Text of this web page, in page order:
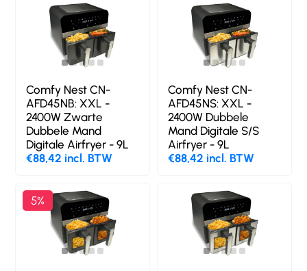
Comfy Nest CN-
AFD45NB: XXL -
2400W Zwarte
Dubbele Mand
Digitale Airfryer - 9L
€88,42 incl. BTW
Comfy Nest CN-
AFD45NS: XXL -
2400W Dubbele
Mand Digitale S/S
Airfryer - 9L
€88,42 incl. BTW
5%